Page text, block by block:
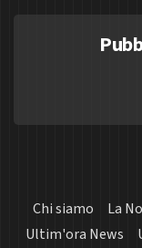
Chi siamo La
Ultim'ora News